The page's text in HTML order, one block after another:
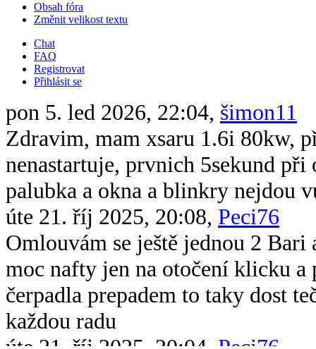
Obsah fóra
Změnit velikost textu
Chat
FAQ
Registrovat
Přihlásit se
pon 5. led 2026, 22:04, šimon11
Zdravim, mam xsaru 1.6i 80kw,
nenastartuje, prvnich 5sekund
palubka a okna a blinkry nejdou
úte 21. říj 2025, 20:08, Peci76
Omlouvám se ještě jednou 2 Bari
moc nafty jen na otočení klicku a
čerpadla prepadem to taky dost
každou radu